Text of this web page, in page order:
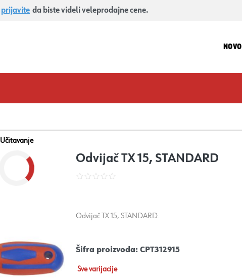
prijavite da biste videli veleprodajne cene.
NOVO
Učitavanje
Odvijač TX 15, STANDARD
Odvijač TX 15, STANDARD.
Šifra proizvoda: CPT312915
Sve varijacije